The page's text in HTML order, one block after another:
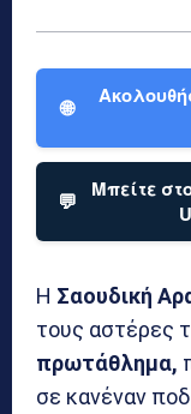
🌐
💬
Μπείτε
Η Σαουδική
τους αστέρες
πρωτάθλημα,
σε κανέναν